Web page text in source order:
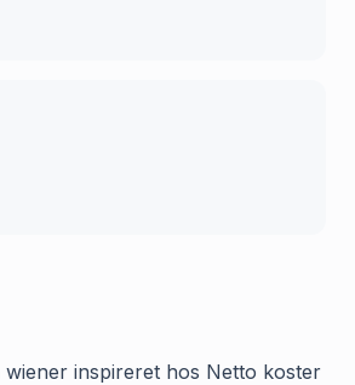
inspireret hos Netto koster